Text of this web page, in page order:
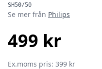
SH50/50
Se mer från Philips
499 kr
Ex.moms pris: 399 kr